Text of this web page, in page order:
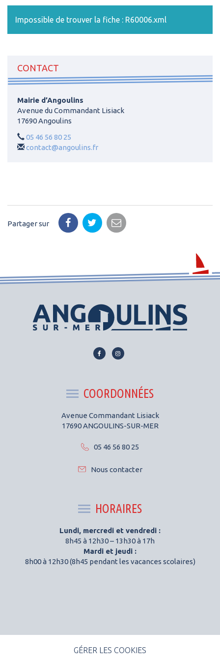
Impossible de trouver la fiche : R60006.xml
CONTACT
Mairie d’Angoulins
Avenue du Commandant Lisiack
17690 Angoulins
05 46 56 80 25
contact@angoulins.fr
Partager sur
Lien
Facebook
Lien
Instagram
COORDONNÉES
Avenue Commandant Lisiack
17690 ANGOULINS-SUR-MER
05 46 56 80 25
Nous contacter
HORAIRES
Lundi, mercredi et vendredi :
8h45 à 12h30 – 13h30 à 17h
Mardi et jeudi :
8h00 à 12h30 (8h45 pendant les vacances scolaires)
GÉRER LES COOKIES